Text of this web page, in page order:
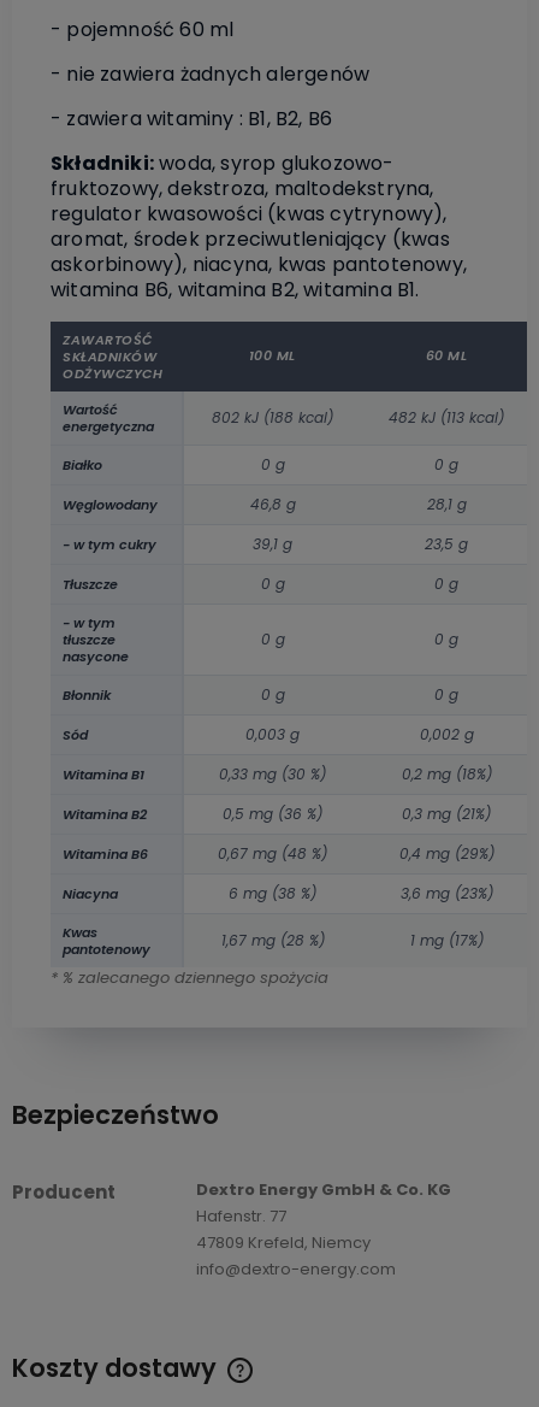
- pojemność 60 ml
- nie zawiera żadnych alergenów
- zawiera witaminy : B1, B2, B6
Składniki:woda, syrop glukozowo-
fruktozowy, dekstroza, maltodekstryna,
regulator kwasowości (kwas cytrynowy),
aromat, środek przeciwutleniający (kwas
askorbinowy), niacyna, kwas pantotenowy,
witamina B6, witamina B2, witamina B1.
ZAWARTOŚĆ
SKŁADNIKÓW
ODŻYWCZYCH
100 ML 60 ML
Wartość
energetyczna
802 kJ (188 kcal) 482 kJ (113 kcal)
Białko 0 g 0 g
Węglowodany 46,8 g 28,1 g
- w tym cukry 39,1 g 23,5 g
Tłuszcze 0 g 0 g
- w tym
tłuszcze
nasycone
0 g 0 g
Błonnik 0 g 0 g
Sód 0,003 g 0,002 g
Witamina B1 0,33 mg (30 %) 0,2 mg (18%)
Witamina B2 0,5 mg (36 %) 0,3 mg (21%)
Witamina B6 0,67 mg (48 %) 0,4 mg (29%)
Niacyna 6 mg (38 %) 3,6 mg (23%)
Kwas
pantotenowy
1,67 mg (28 %) 1 mg (17%)
* % zalecanego dziennego spożycia
Bezpieczeństwo
Producent
Dextro Energy GmbH & Co. KG
Hafenstr. 77
47809 Krefeld, Niemcy
info@dextro-energy.com
Koszty dostawy
Cena nie zawiera ewentualnych kosztów płatności